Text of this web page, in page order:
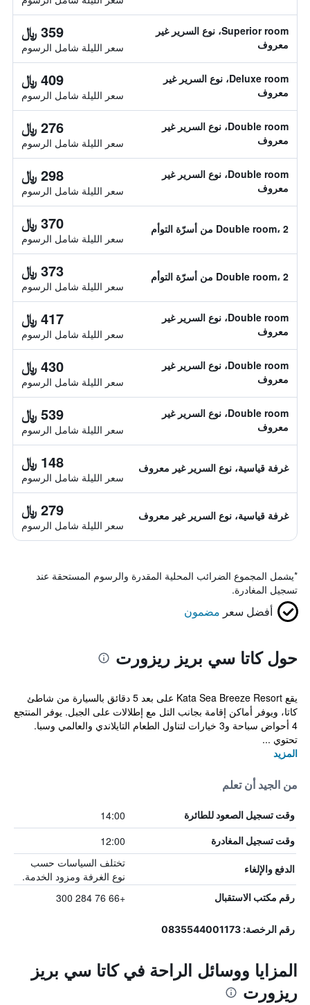
Superior room، نوع السرير غير
معروف
359 ﷼
سعر الليلة شامل الرسوم
Deluxe room، نوع السرير غير
معروف
409 ﷼
سعر الليلة شامل الرسوم
Double room، نوع السرير غير
معروف
276 ﷼
سعر الليلة شامل الرسوم
Double room، نوع السرير غير
معروف
298 ﷼
سعر الليلة شامل الرسوم
Double room، 2 من أسرّة التوأم 370 ﷼
سعر الليلة شامل الرسوم
Double room، 2 من أسرّة التوأم 373 ﷼
سعر الليلة شامل الرسوم
Double room، نوع السرير غير
معروف
417 ﷼
سعر الليلة شامل الرسوم
Double room، نوع السرير غير
معروف
430 ﷼
سعر الليلة شامل الرسوم
Double room، نوع السرير غير
معروف
539 ﷼
سعر الليلة شامل الرسوم
غرفة قياسية، نوع السرير غير معروف 148 ﷼
سعر الليلة شامل الرسوم
غرفة قياسية، نوع السرير غير معروف 279 ﷼
سعر الليلة شامل الرسوم
*يشمل المجموع الضرائب المحلية المقدرة والرسوم المستحقة عند
تسجيل المغادرة.
أفضل سعر مضمون
حول كاتا سي بريز ريزورت
يقع Kata Sea Breeze Resort على بعد 5 دقائق بالسيارة من شاطئ
كاتا، ويوفر أماكن إقامة بجانب التل مع إطلالات على الجبل. يوفر المنتجع
4 أحواض سباحة و3 خيارات لتناول الطعام التايلاندي والعالمي وسبا.
تحتوي ...
المزيد
من الجيد أن تعلم
وقت تسجيل الصعود للطائرة 14:00
وقت تسجيل المغادرة 12:00
الدفع والإلغاء
تختلف السياسات حسب
نوع الغرفة ومزود الخدمة.
رقم مكتب الاستقبال +66 76 284 300
رقم الرخصة: 0835544001173
المزايا ووسائل الراحة في كاتا سي بريز
ريزورت